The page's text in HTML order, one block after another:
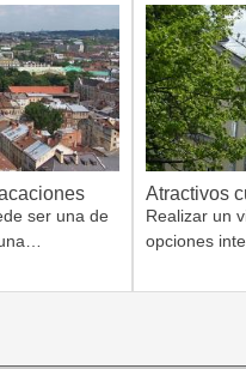
ser una de
Atractivos
Realizar un
opciones